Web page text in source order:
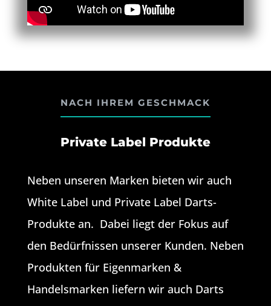
NACH IHREM GESCHMACK
Private Label Produkte
Neben unseren Marken bieten wir auch
White Label und Private Label Darts-
Produkte an. Dabei liegt der Fokus auf
den Bedürfnissen unserer Kunden. Neben
Produkten für Eigenmarken &
Handelsmarken liefern wir auch Darts